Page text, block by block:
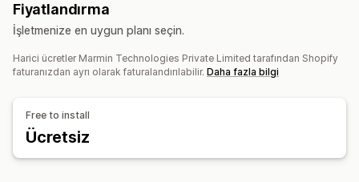
İadeler
Renk ve yazı tipi Marka öğeleri Fatura numarası
Dosya yönetimi
Toplu indirme E-posta otomasyonu PDF oluşturma
Fiyatlandırma
İşletmenize en uygun planı seçin.
Harici ücretler Marmin Technologies Private Limited tarafından Shopify
faturanızdan ayrı olarak faturalandırılabilir. Daha fazla bilgi
Free to install
Ücretsiz